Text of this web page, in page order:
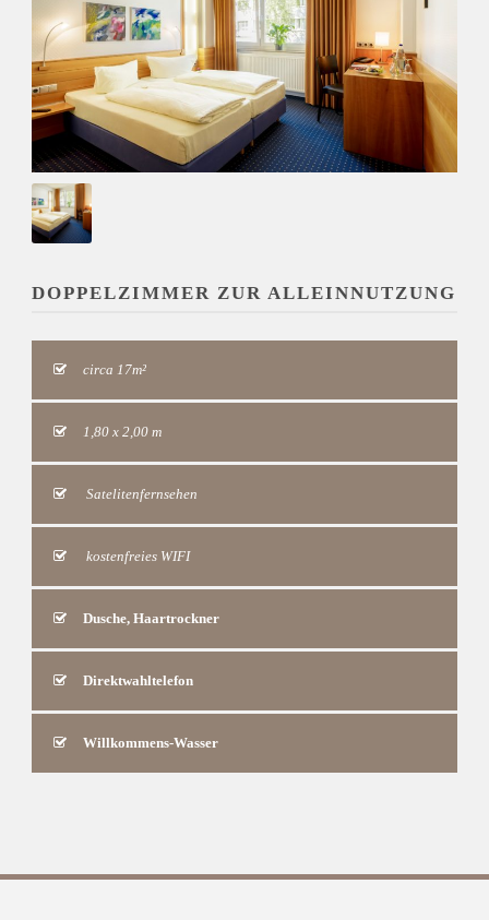
DOPPELZIMMER ZUR ALLEINNUTZUNG
circa 17m²
1,80 x 2,00 m
Satelitenfernsehen
kostenfreies WIFI
Dusche, Haartrockner
Direktwahltelefon
Willkommens-Wasser